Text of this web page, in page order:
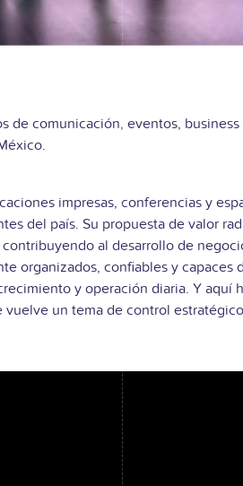
de comunicación, eventos,
impresas, conferencias y
del país. Su propuesta de valor
al desarrollo de
organizados, confiables y
y operación diaria. Y
vuelve un tema de control